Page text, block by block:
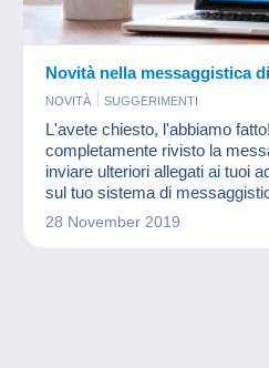
Novità nella messaggistica
NOVITÀ SUGGERIMENTI
L'avete chiesto, l'abbiamo
completamente rivisto la
inviare ulteriori allegati ai tuoi
sul tuo sistema di
28 November 2019